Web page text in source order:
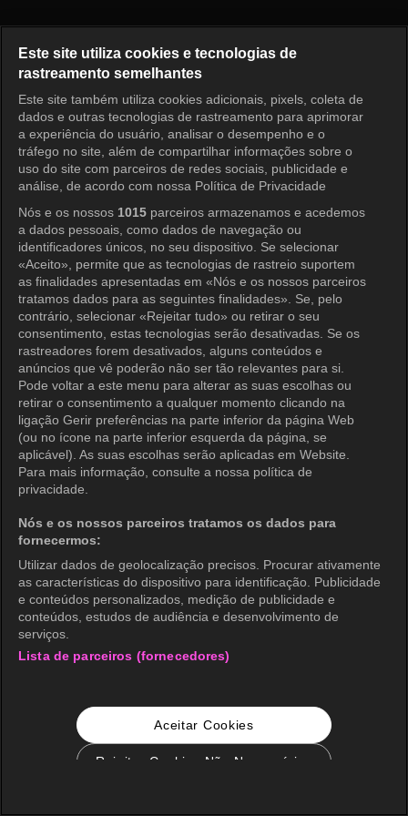
Entrar
Este site utiliza cookies e tecnologias de
rastreamento semelhantes
Este site também utiliza cookies adicionais, pixels, coleta de
dados e outras tecnologias de rastreamento para aprimorar
a experiência do usuário, analisar o desempenho e o
tráfego no site, além de compartilhar informações sobre o
uso do site com parceiros de redes sociais, publicidade e
análise, de acordo com nossa Política de Privacidade
Nós e os nossos 1015 parceiros armazenamos e acedemos
a dados pessoais, como dados de navegação ou
identificadores únicos, no seu dispositivo. Se selecionar
«Aceito», permite que as tecnologias de rastreio suportem
as finalidades apresentadas em «Nós e os nossos parceiros
tratamos dados para as seguintes finalidades». Se, pelo
contrário, selecionar «Rejeitar tudo» ou retirar o seu
consentimento, estas tecnologias serão desativadas. Se os
rastreadores forem desativados, alguns conteúdos e
anúncios que vê poderão não ser tão relevantes para si.
Pode voltar a este menu para alterar as suas escolhas ou
retirar o consentimento a qualquer momento clicando na
ligação Gerir preferências na parte inferior da página Web
(ou no ícone na parte inferior esquerda da página, se
aplicável). As suas escolhas serão aplicadas em Website.
Para mais informação, consulte a nossa política de
privacidade.
Nós e os nossos parceiros tratamos os dados para
fornecermos:
Utilizar dados de geolocalização precisos. Procurar ativamente
as características do dispositivo para identificação. Publicidade
e conteúdos personalizados, medição de publicidade e
conteúdos, estudos de audiência e desenvolvimento de
serviços.
Lista de parceiros (fornecedores)
Aceitar Cookies
Rejeitar Cookies Não Necessários